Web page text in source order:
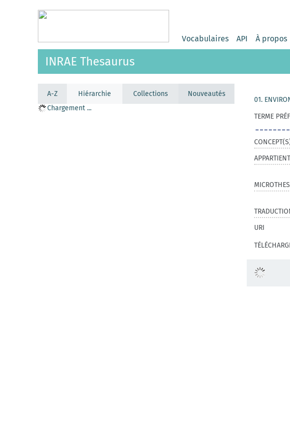
Vocabulaires API À propos
INRAE Thesaurus
A-Z Hiérarchie Collections
Nouveautés
Chargement ...
01.
TERME
URI